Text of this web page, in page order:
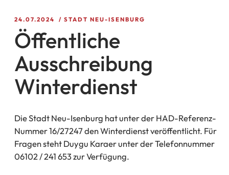
24.07.2024 STADT NEU-ISENBURG
Öffentliche
Ausschreibung
Winterdienst
Die Stadt Neu-Isenburg hat unter der HAD-Referenz-
Nummer 16/27247 den Winterdienst veröffentlicht. Für
Fragen steht Duygu Karaer unter der Telefonnummer
06102 / 241 653 zur Verfügung.